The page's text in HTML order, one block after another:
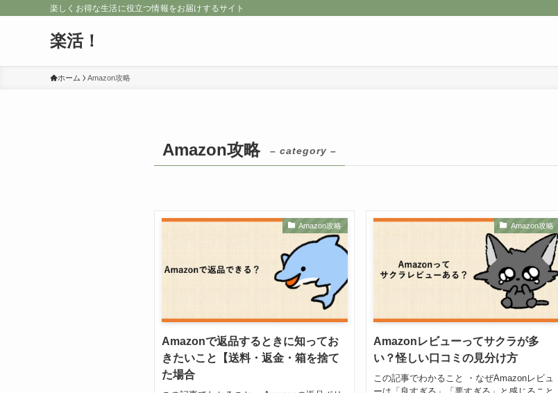
楽しくお得な生活に役立つ情報をお届けするサイト
楽活！
ホーム Amazon攻略
Amazon攻略 – category –
Amazon攻略
Amazonで返品するときに知ってお
きたいこと【送料・返金・箱を捨て
た場合
Amazon攻略
Amazonレビューってサクラが多
い？怪しい口コミの見分け方
この記事でわかること ・なぜAmazonレビュ